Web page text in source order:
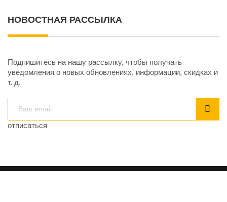
НОВОСТНАЯ РАССЫЛКА
Подпишитесь на нашу рассылку, чтобы получать
уведомления о новых обновлениях, информации, скидках и
т. д.
отписаться